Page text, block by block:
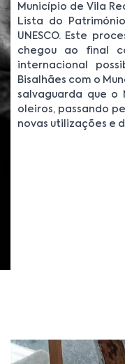
Município de Vila
Lista do
UNESCO. Este
chegou ao final
internacional
Bisalhães com o
salvaguarda que o
oleiros, passando
novas utilizações e